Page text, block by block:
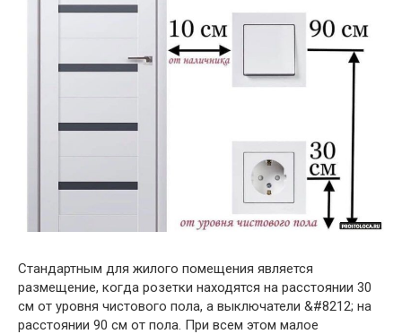
Стандартным для жилого помещения является
размещение, когда розетки находятся на расстоянии 30
см от уровня чистового пола, а выключатели &#8212; на
расстоянии 90 см от пола. При всем этом малое